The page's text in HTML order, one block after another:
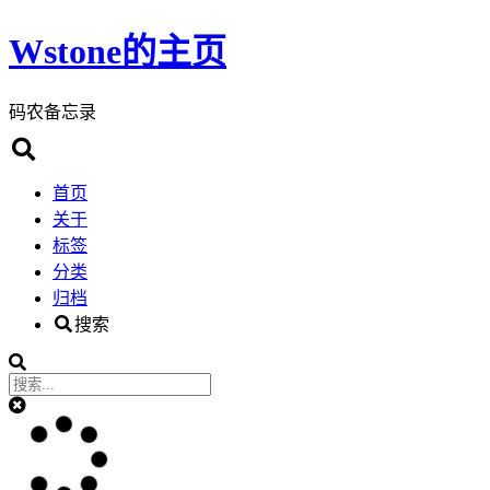
Wstone的主页
码农备忘录
首页
关于
标签
分类
归档
搜索